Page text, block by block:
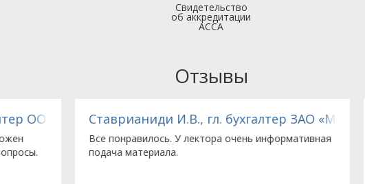
Свидетельство
об аккредитации
АССА
Отзывы
ООО «ТАКО»Ставрианиди И.В., гл. бухгалтер ЗАО
Все понравилось. У лектора очень информативная
подача материала.